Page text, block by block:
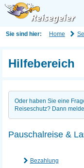
Sie sind hier: Home
Hilfebereich
Oder haben Sie eine
Reiseschutz? Dann
Pauschalreise &
Bezahlung